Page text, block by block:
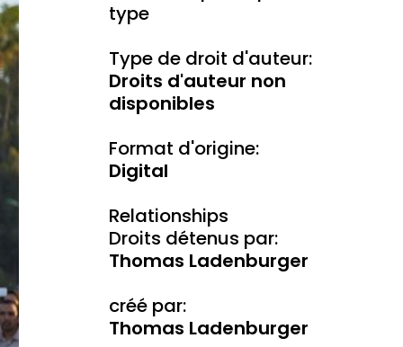
type
Type de droit d'auteur:
Droits d'auteur non
disponibles
Format d'origine:
Digital
Relationships
Droits détenus par:
Thomas Ladenburger
créé par:
Thomas Ladenburger